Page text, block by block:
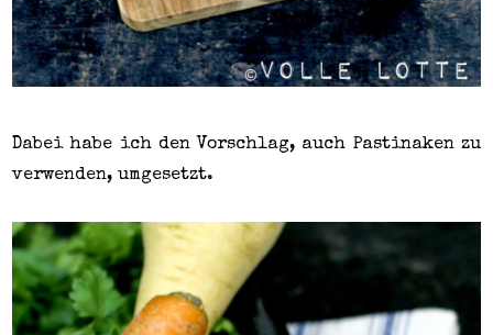
Dabei habe ich den Vorschlag, auch Pastinaken zu
verwenden, umgesetzt.